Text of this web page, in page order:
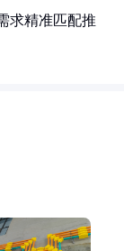
求精准匹配推